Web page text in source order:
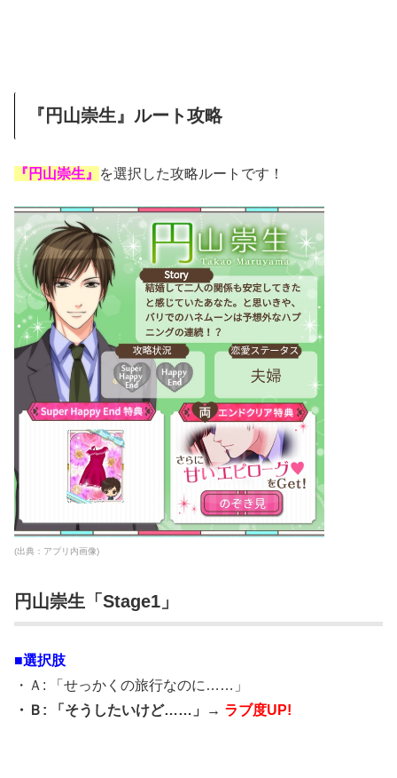
『円山崇生』ルート攻略
『円山崇生』 を選択した攻略ルートです！
(出典：アプリ内画像)
円山崇生「Stage1」
■選択肢
・Ａ: 「せっかくの旅行なのに……」
・Ｂ: 「そうしたいけど……」→ ラブ度UP!